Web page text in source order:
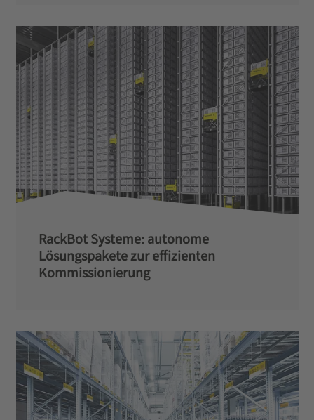
RackBot Systeme: autonome
Lösungspakete zur effizienten
Kommissionierung